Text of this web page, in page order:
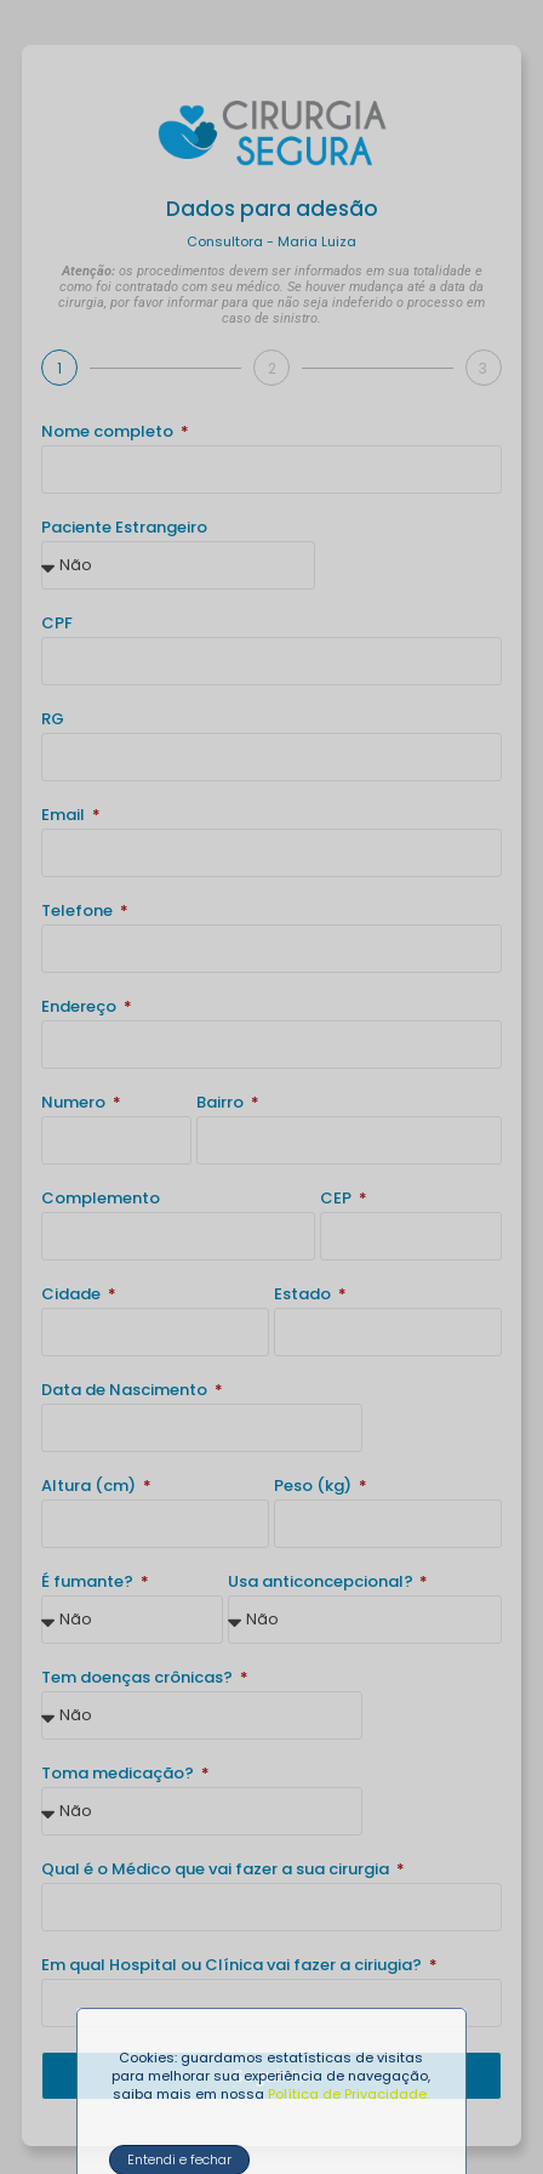
Dados para adesão
Consultora - Maria Luiza
Atenção:os procedimentos devem ser informados em sua totalidade e
como foi contratado com seu médico. Se houver mudança até a data da
cirurgia, por favor informar para que não seja indeferido o processo em
caso de sinistro.
1 2 3
Nome completo
Paciente Estrangeiro
CPF
RG
Email
Telefone
Endereço
Numero Bairro
Complemento CEP
Cidade Estado
Data de Nascimento
Altura (cm) Peso (kg)
É fumante? Usa anticoncepcional?
Tem doenças crônicas?
Toma medicação?
Qual é o Médico que vai fazer a sua cirurgia
Em qual Hospital ou Clínica vai fazer a ciriugia?
Seguinte
Cookies: guardamos estatísticas de visitas
para melhorar sua experiência de navegação,
saiba mais em nossa Política de Privacidade.
Entendi e fechar